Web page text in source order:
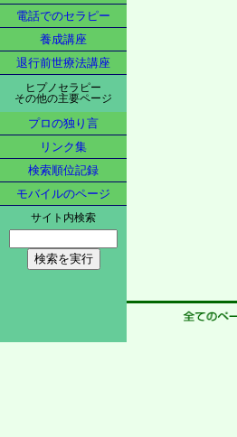
電話でのセラピー
養成講座
退行前世療法講座
ヒプノセラピー
その他の主要ページ
プロの独り言
リンク集
検索順位記録
モバイルのページ
サイト内検索